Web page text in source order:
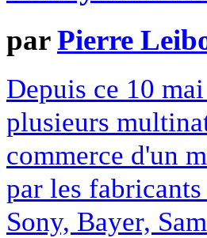
parPierre
Depuis ce 10
plusieurs
commerce d'un
par les
Sony, Bayer,